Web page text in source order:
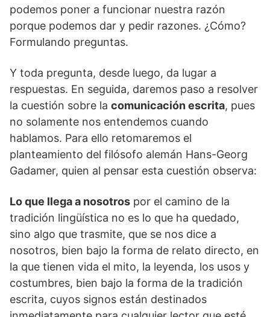
podemos poner a funcionar nuestra razón
porque podemos dar y pedir razones. ¿Cómo?
Formulando preguntas.
Y toda pregunta, desde luego, da lugar a
respuestas. En seguida, daremos paso a resolver
la cuestión sobre la comunicación escrita, pues
no solamente nos entendemos cuando
hablamos. Para ello retomaremos el
planteamiento del filósofo alemán Hans-Georg
Gadamer, quien al pensar esta cuestión observa:
Lo que llega a nosotros por el camino de la
tradición lingüística no es lo que ha quedado,
sino algo que trasmite, que se nos dice a
nosotros, bien bajo la forma de relato directo, en
la que tienen vida el mito, la leyenda, los usos y
costumbres, bien bajo la forma de la tradición
escrita, cuyos signos están destinados